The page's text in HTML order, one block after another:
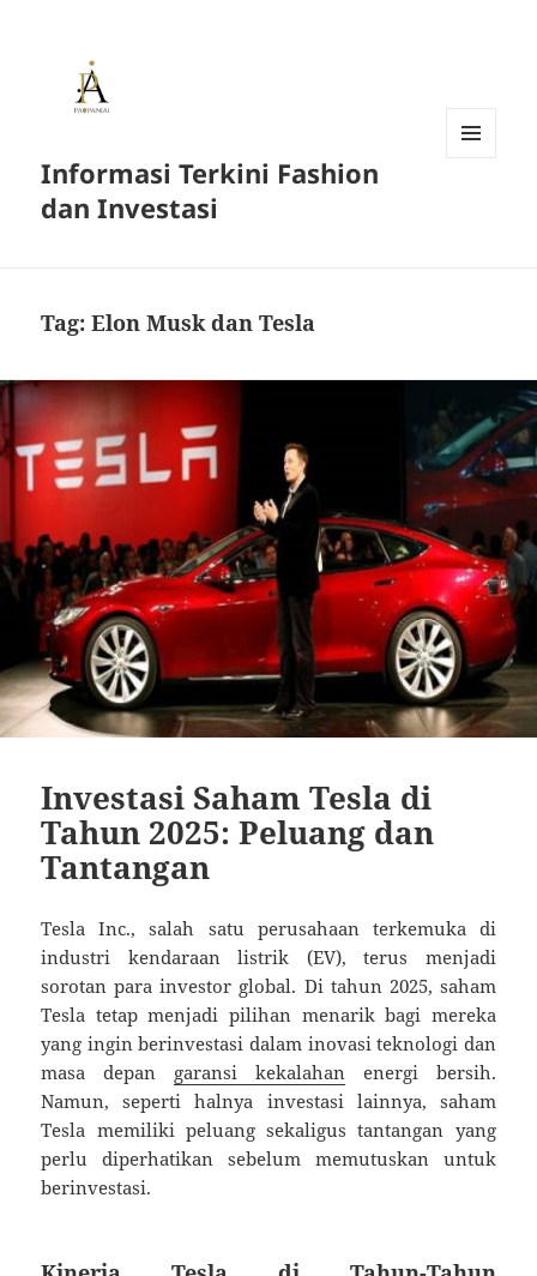
Informasi Terkini Fashion
dan Investasi
Tag:Elon Musk dan Tesla
Investasi Saham Tesla di
Tahun 2025: Peluang dan
Tantangan
Tesla Inc., salah satu perusahaan terkemuka di
industri kendaraan listrik (EV), terus menjadi
sorotan para investor global. Di tahun 2025, saham
Tesla tetap menjadi pilihan menarik bagi mereka
yang ingin berinvestasi dalam inovasi teknologi dan
masa depan garansi kekalahan energi bersih.
Namun, seperti halnya investasi lainnya, saham
Tesla memiliki peluang sekaligus tantangan yang
perlu diperhatikan sebelum memutuskan untuk
berinvestasi.